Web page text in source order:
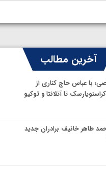
آخرین مطالب
با عباس حاج کناری از
تا آتلانتا و توکیو
طاهر خانیف برادران جدید